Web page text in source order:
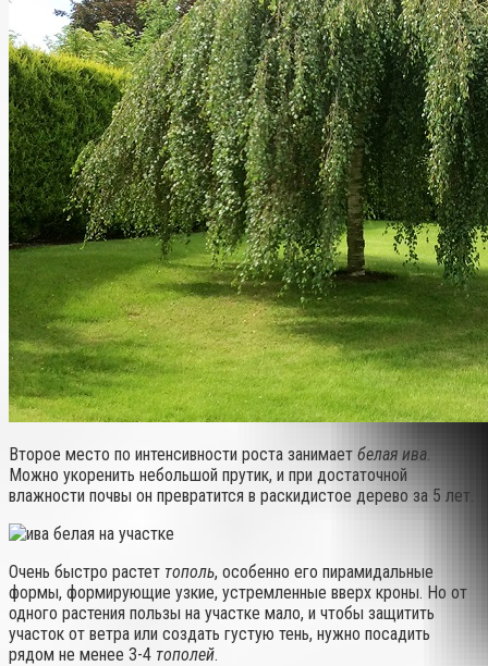
Второе место по интенсивности роста занимает белая ива.
Можно укоренить небольшой прутик, и при достаточной
влажности почвы он превратится в раскидистое дерево за 5 лет.
Очень быстро растет тополь, особенно его пирамидальные
формы, формирующие узкие, устремленные вверх кроны. Но от
одного растения пользы на участке мало, и чтобы защитить
участок от ветра или создать густую тень, нужно посадить
рядом не менее 3-4 тополей.